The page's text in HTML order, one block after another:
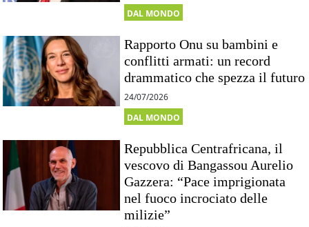
DAL MONDO
Rapporto Onu su bambini e
conflitti armati: un record
drammatico che spezza il futuro
24/07/2026
DAL MONDO
Repubblica Centrafricana, il
vescovo di Bangassou Aurelio
Gazzera: “Pace imprigionata
nel fuoco incrociato delle
milizie”